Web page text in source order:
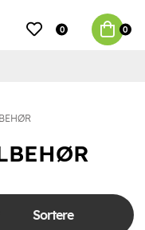
0 0
Sortere